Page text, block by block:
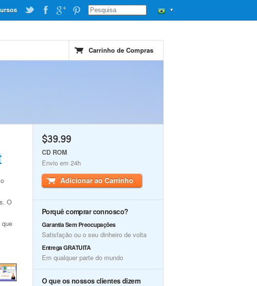
▼
Carrinho de Compras
O
que
$39.99
CD ROM
Envio em 24h
Adicionar ao Carrinho
Porquê comprar connosco?
Garantia Sem Preocupações
Satisfação ou o seu dinheiro de volta
Entrega GRATUITA
Em qualquer parte do mundo
O que os nossos clientes dizem